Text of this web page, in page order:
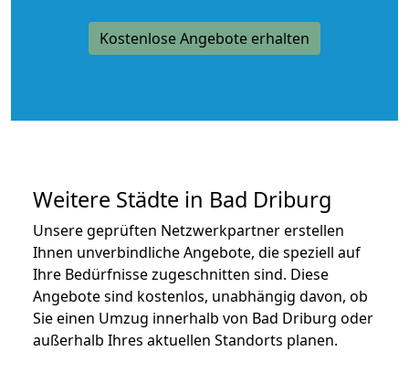
Kostenlose Angebote erhalten
Weitere Städte in Bad Driburg
Unsere geprüften Netzwerkpartner erstellen
Ihnen unverbindliche Angebote, die speziell auf
Ihre Bedürfnisse zugeschnitten sind. Diese
Angebote sind kostenlos, unabhängig davon, ob
Sie einen Umzug innerhalb von Bad Driburg oder
außerhalb Ihres aktuellen Standorts planen.